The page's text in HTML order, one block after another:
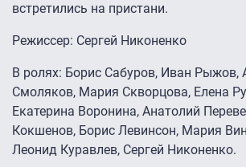
встретились на пристани.
Режиссер: Сергей Никоненко
В ролях: Борис Сабуров, Иван Рыжов,
Смоляков, Мария Скворцова, Елена
Екатерина Воронина, Анатолий
Кокшенов, Борис Левинсон, Мария
Леонид Куравлев, Сергей Никоненко.